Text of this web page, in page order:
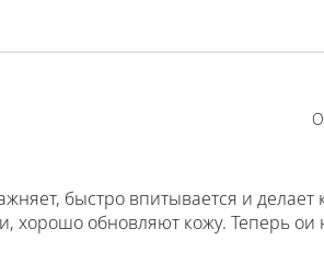
быстро впитывается и делает
хорошо обновляют кожу. Теперь